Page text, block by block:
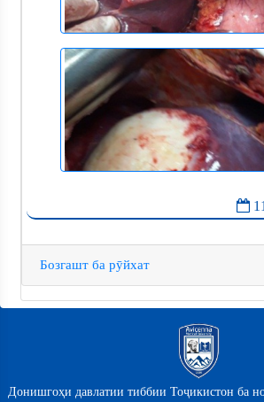
Бозгашт ба рӯйхат
Донишгоҳи давлатии тиббии Тоҷикистон ба